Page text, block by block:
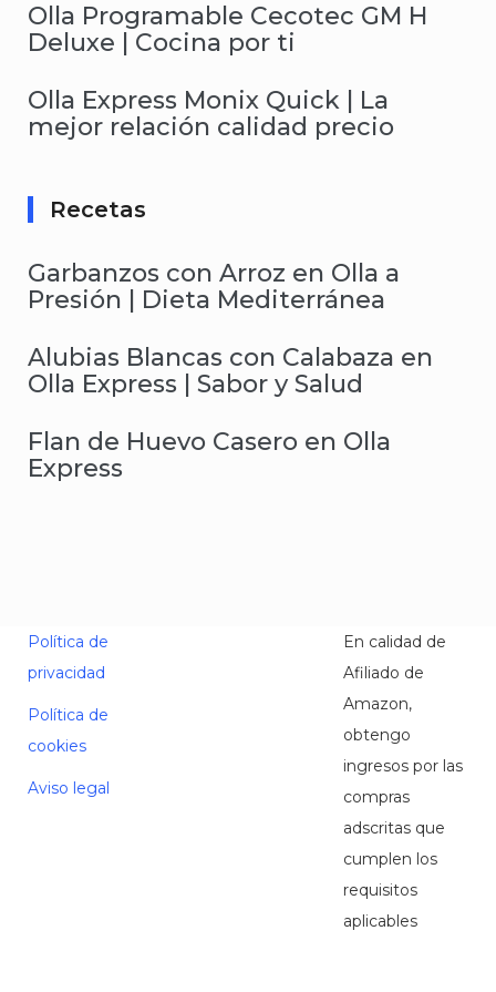
Olla Programable Cecotec GM H
Deluxe | Cocina por ti
Olla Express Monix Quick | La
mejor relación calidad precio
Recetas
Garbanzos con Arroz en Olla a
Presión | Dieta Mediterránea
Alubias Blancas con Calabaza en
Olla Express | Sabor y Salud
Flan de Huevo Casero en Olla
Express
Política de
privacidad
Política de
cookies
Aviso legal
En calidad de
Afiliado de
Amazon,
obtengo
ingresos por las
compras
adscritas que
cumplen los
requisitos
aplicables